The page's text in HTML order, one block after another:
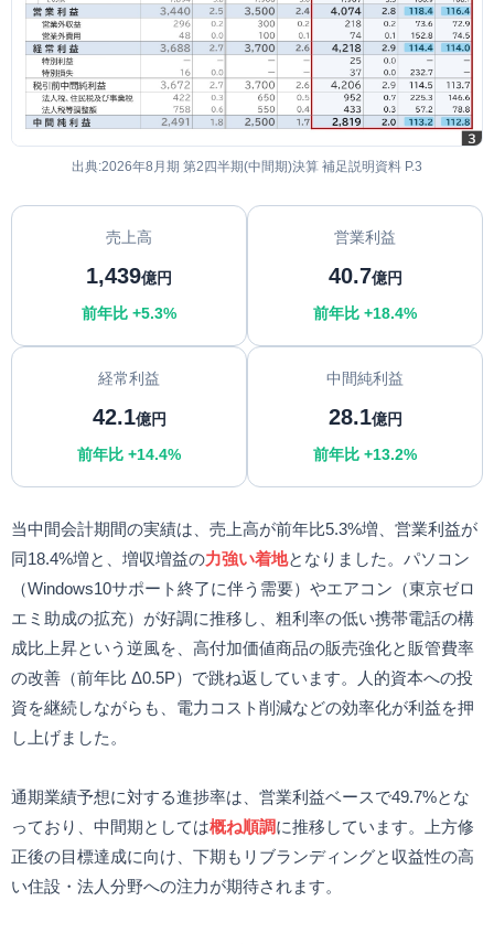
出典:2026年8月期 第2四半期(中間期)決算 補足説明資料 P.3
売上高
1,439億円
前年比 +5.3%
営業利益
40.7億円
前年比 +18.4%
経常利益
42.1億円
前年比 +14.4%
中間純利益
28.1億円
前年比 +13.2%
当中間会計期間の実績は、売上高が前年比5.3%増、営業利益が
同18.4%増と、増収増益の力強い着地となりました。パソコン
（Windows10サポート終了に伴う需要）やエアコン（東京ゼロ
エミ助成の拡充）が好調に推移し、粗利率の低い携帯電話の構
成比上昇という逆風を、高付加価値商品の販売強化と販管費率
の改善（前年比 Δ0.5P）で跳ね返しています。人的資本への投
資を継続しながらも、電力コスト削減などの効率化が利益を押
し上げました。
通期業績予想に対する進捗率は、営業利益ベースで49.7%とな
っており、中間期としては概ね順調に推移しています。上方修
正後の目標達成に向け、下期もリブランディングと収益性の高
い住設・法人分野への注力が期待されます。